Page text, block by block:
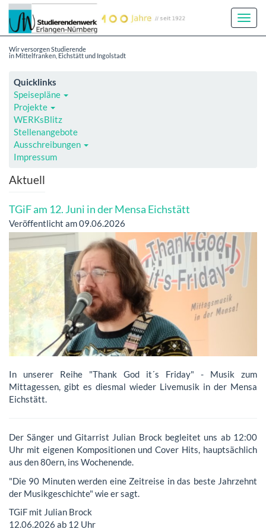
Wir versorgen Studierende
in Mittelfranken, Eichstätt und Ingolstadt
Quicklinks
Speisepläne
Projekte
WERKsBlitz
Stellenangebote
Ausschreibungen
Impressum
Aktuell
TGiF am 12. Juni in der Mensa Eichstätt
Veröffentlicht am 09.06.2026
In unserer Reihe "Thank God it´s Friday" - Musik zum
Mittagessen, gibt es diesmal wieder Livemusik in der Mensa
Eichstätt.
Der Sänger und Gitarrist Julian Brock begleitet uns ab 12:00
Uhr mit eigenen Kompositionen und Cover Hits, hauptsächlich
aus den 80ern, ins Wochenende.
"Die 90 Minuten werden eine Zeitreise in das beste Jahrzehnt
der Musikgeschichte" wie er sagt.
TGiF mit Julian Brock
12.06.2026 ab 12 Uhr